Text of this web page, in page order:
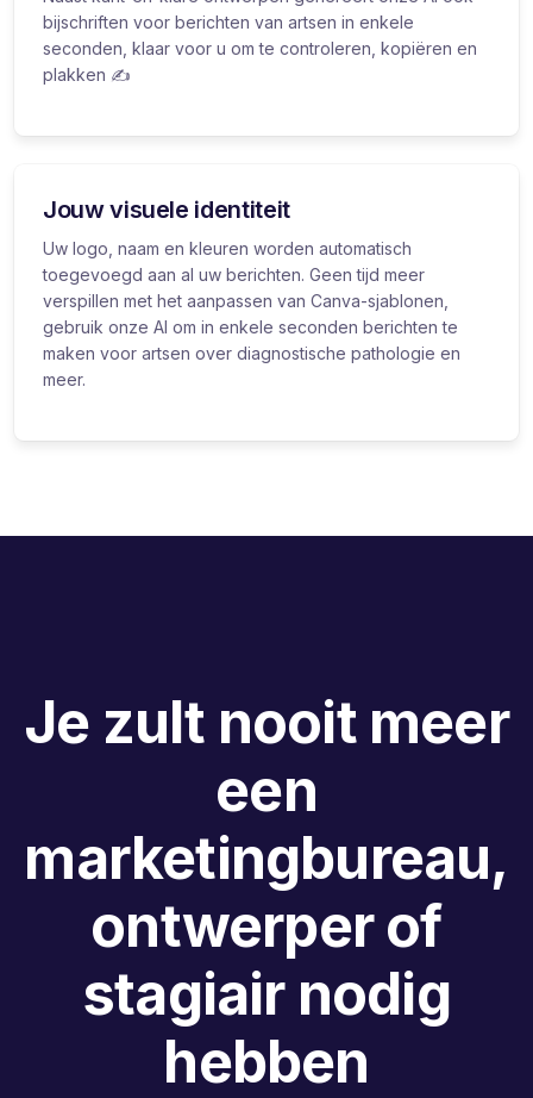
bijschriften voor berichten van artsen in enkele
seconden, klaar voor u om te controleren, kopiëren en
plakken ✍️
Jouw visuele identiteit
Uw logo, naam en kleuren worden automatisch
toegevoegd aan al uw berichten. Geen tijd meer
verspillen met het aanpassen van Canva-sjablonen,
gebruik onze AI om in enkele seconden berichten te
maken voor artsen over diagnostische pathologie en
meer.
Je zult nooit meer
een
marketingbureau,
ontwerper of
stagiair nodig
hebben